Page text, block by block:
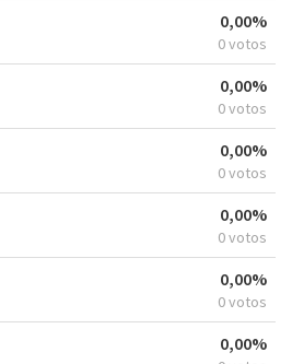
0,00%
0 votos
0,00%
0 votos
0,00%
0 votos
0,00%
0 votos
0,00%
0 votos
0,00%